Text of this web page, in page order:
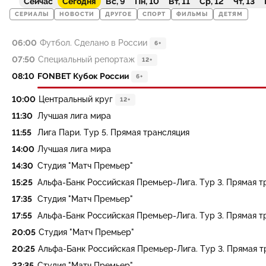
СЕРИАЛЫ НОВОСТИ ДРУГОЕ СПОРТ ФИЛЬМЫ ДЕТЯМ
06:00 Футбол. Сделано в России 6+
07:50 Специальный репортаж 12+
08:10 FONBET Кубок России 6+
10:00 Центральный круг 12+
11:30 Лучшая лига мира
11:55
Лига Пари. Тур 5. Прямая трансляция
14:00 Лучшая лига мира
14:30 Студия "Матч Премьер"
15:25 Альфа-Банк Российская Премьер-Лига. Тур 3. Прямая
17:35 Студия "Матч Премьер"
17:55 Альфа-Банк Российская Премьер-Лига. Тур 3. Прямая
20:05 Студия "Матч Премьер"
20:25 Альфа-Банк Российская Премьер-Лига. Тур 3. Прямая